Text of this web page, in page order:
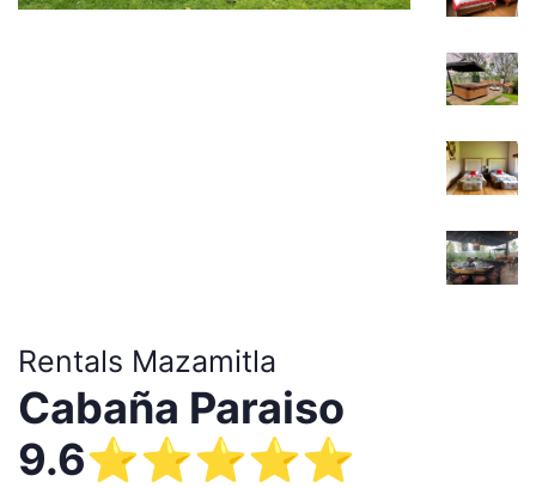
Rentals Mazamitla
Cabaña Paraiso
9.6⭐️⭐️⭐️⭐️⭐️